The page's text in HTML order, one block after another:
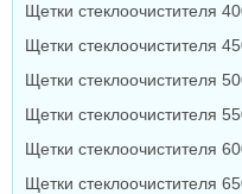
Щетки стеклоочистителя
Щетки стеклоочистителя
Щетки стеклоочистителя
Щетки стеклоочистителя
Щетки стеклоочистителя
Щетки стеклоочистителя